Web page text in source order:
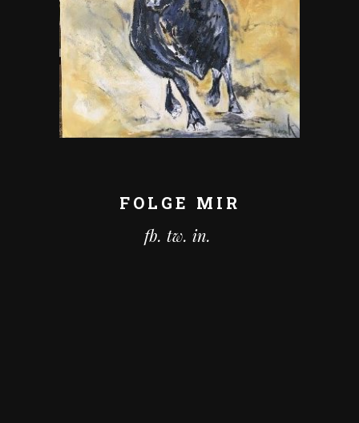
FOLGE MIR
fb. tw. in.